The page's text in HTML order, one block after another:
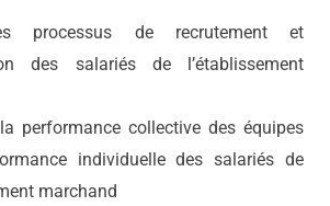
processus de recrutement et
des salariés de l’établissement
performance collective des équipes
individuelle des salariés de
marchand